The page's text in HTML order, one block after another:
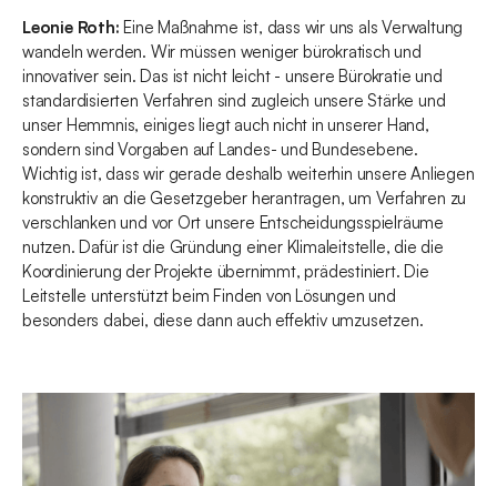
Leonie Roth: Eine Maßnahme ist, dass wir uns als Verwaltung
wandeln werden. Wir müssen weniger bürokratisch und
innovativer sein. Das ist nicht leicht - unsere Bürokratie und
standardisierten Verfahren sind zugleich unsere Stärke und
unser Hemmnis, einiges liegt auch nicht in unserer Hand,
sondern sind Vorgaben auf Landes- und Bundesebene.
Wichtig ist, dass wir gerade deshalb weiterhin unsere Anliegen
konstruktiv an die Gesetzgeber herantragen, um Verfahren zu
verschlanken und vor Ort unsere Entscheidungsspielräume
nutzen. Dafür ist die Gründung einer Klimaleitstelle, die die
Koordinierung der Projekte übernimmt, prädestiniert. Die
Leitstelle unterstützt beim Finden von Lösungen und
besonders dabei, diese dann auch effektiv umzusetzen.